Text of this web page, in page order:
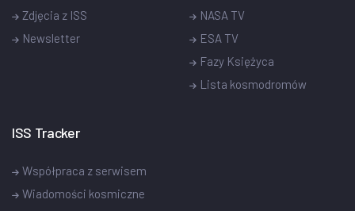
Zdjęcia z ISS
Newsletter
NASA TV
ESA TV
Fazy Księżyca
Lista kosmodromów
ISS Tracker
Współpraca z serwisem
Wiadomości kosmiczne